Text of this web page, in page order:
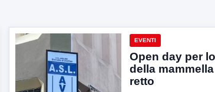
EVENTI
Open day per
della
retto